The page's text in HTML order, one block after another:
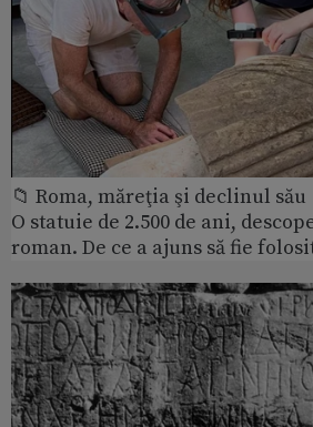
📁 Roma, măreţia şi declinul său
O statuie de 2.500 de ani,
roman. De ce a ajuns să fie